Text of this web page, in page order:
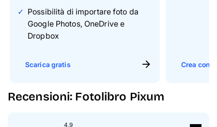
Possibilità di importare foto da
Google Photos, OneDrive e
Dropbox
Scarica gratis Crea con
Recensioni: Fotolibro Pixum
4.9